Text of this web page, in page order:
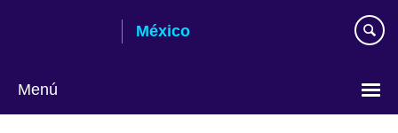
México
Menú